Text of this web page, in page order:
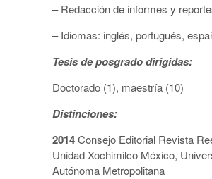
– Redacción de informes y
– Idiomas: inglés, portugués,
Tesis de posgrado dirigidas:
Doctorado (1), maestría (10)
Distinciones:
2014Consejo Editorial Revista
Unidad Xochimilco México,
Autónoma Metropolitana